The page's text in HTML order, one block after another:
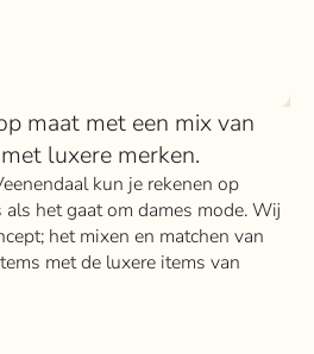
maat met een mix van
luxere merken.
kun je rekenen op
het gaat om dames mode. Wij
het mixen en matchen van
met de luxere items van